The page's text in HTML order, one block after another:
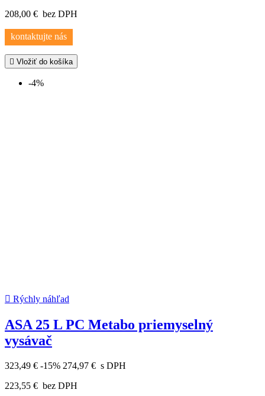
208,00 € bez DPH
kontaktujte nás
 Vložiť do košíka
-4%
 Rýchly náhľad
ASA 25 L PC Metabo priemyselný
vysávač
323,49 € -15% 274,97 € s DPH
223,55 € bez DPH